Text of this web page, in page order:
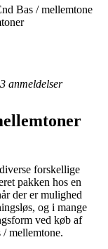
Bas / mellemtone
anmeldelser
forskellige
pakken hos en
der er mulighed
og i mange
ved køb af
mellemtone.